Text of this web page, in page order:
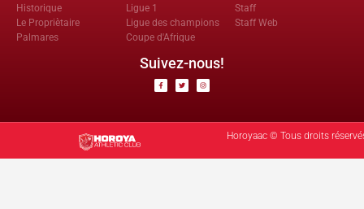
Historique
Le Propriètaire
Palmares
Ligue 1
Ligue des champions
Coupe d'Afrique
Staff
Staff Web
Suivez-nous!
Horoyaac © Tous droits